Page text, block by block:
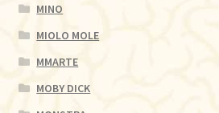
MINO
MIOLO MOLE
MMARTE
MOBY DICK